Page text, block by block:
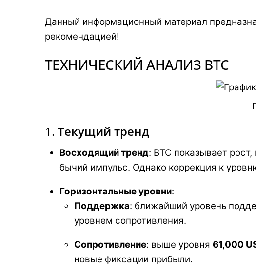
Данный информационный материал
рекомендацией!
ТЕХНИЧЕСКИЙ АНАЛИЗ BTC
1. Текущий тренд
Восходящий тренд: BTC показывает
бычий импульс. Однако коррекция к
Горизонтальные уровни:
Поддержка: ближайший уровень
уровнем сопротивления.
Сопротивление: выше уровня 61,000
новые фиксации прибыли.